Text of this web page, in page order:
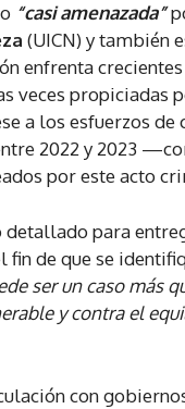
“casi amenazada”
(UICN) y también
enfrenta
veces propiciadas
a los esfuerzos de
2022 y 2023
por este acto
para
de que se
ser un caso más
y contra el
con